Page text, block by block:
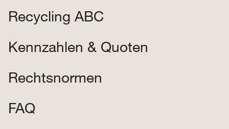
Recycling ABC
Kennzahlen & Quoten
Rechtsnormen
FAQ